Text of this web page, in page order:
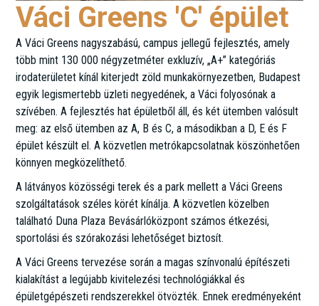
Váci Greens 'C' épület
A Váci Greens nagyszabású, campus jellegű fejlesztés, amely
több mint 130 000 négyzetméter exkluzív, „A+” kategóriás
irodaterületet kínál kiterjedt zöld munkakörnyezetben, Budapest
egyik legismertebb üzleti negyedének, a Váci folyosónak a
szívében. A fejlesztés hat épületből áll, és két ütemben valósult
meg: az első ütemben az A, B és C, a másodikban a D, E és F
épület készült el. A közvetlen metrókapcsolatnak köszönhetően
könnyen megközelíthető.
A látványos közösségi terek és a park mellett a Váci Greens
szolgáltatások széles körét kínálja. A közvetlen közelben
található Duna Plaza Bevásárlóközpont számos étkezési,
sportolási és szórakozási lehetőséget biztosít.
A Váci Greens tervezése során a magas színvonalú építészeti
kialakítást a legújabb kivitelezési technológiákkal és
épületgépészeti rendszerekkel ötvözték. Ennek eredményeként